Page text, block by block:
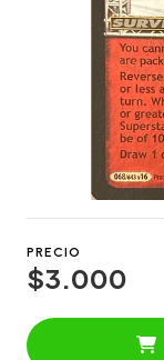
PRECIO
$3.000